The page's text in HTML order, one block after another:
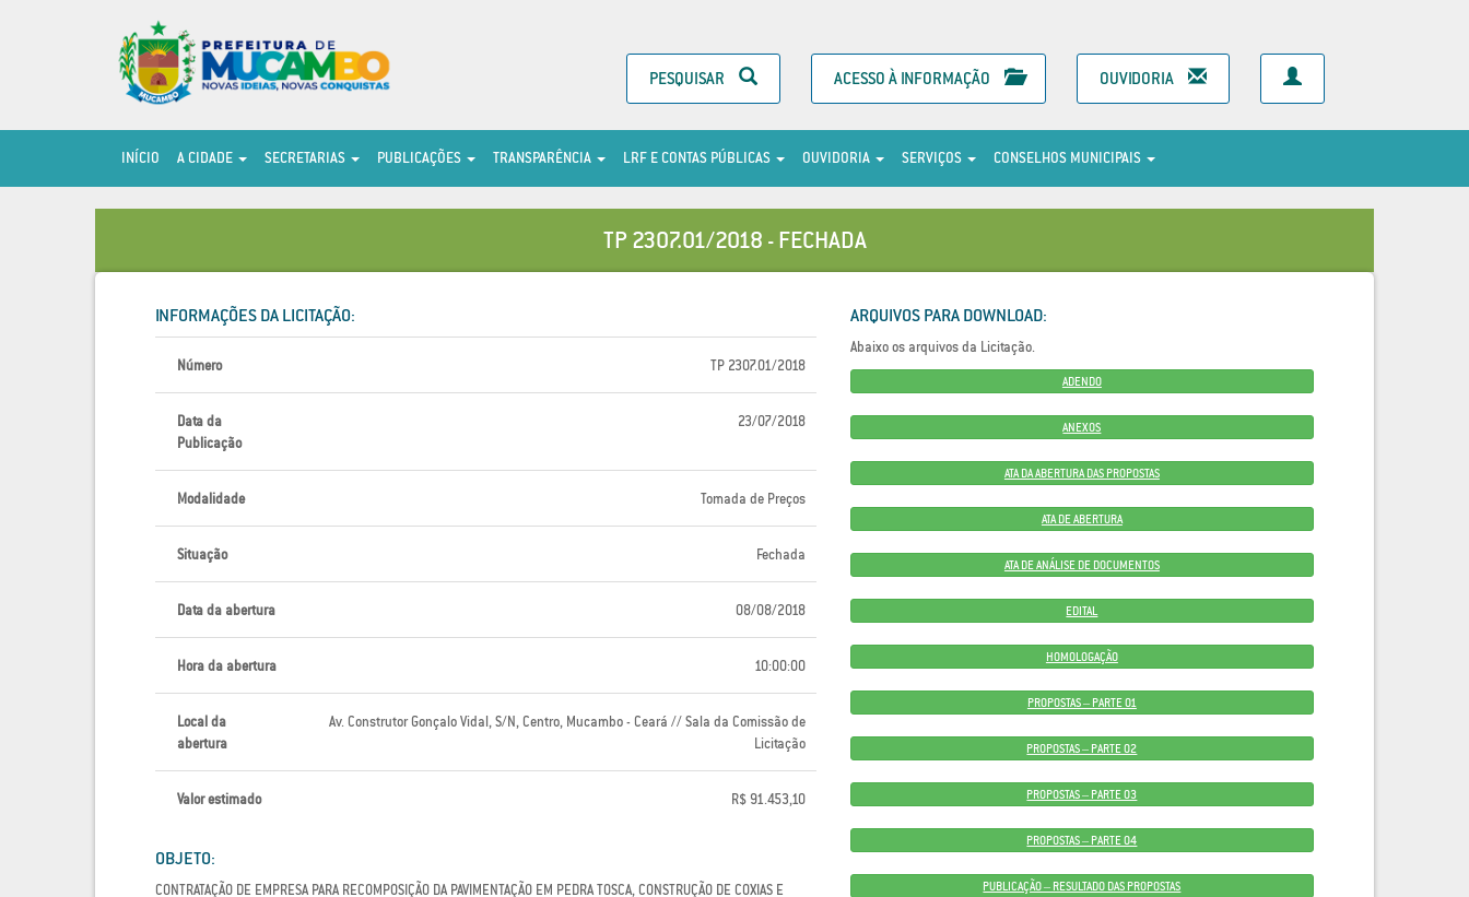
PESQUISAR ACESSO À INFORMAÇÃO OUVIDORIA
INÍCIO A CIDADE SECRETARIAS PUBLICAÇÕES TRANSPARÊNCIA LRF E CONTAS PÚBLICAS OUVIDORIA SERVIÇOS CONSELHOS MUNICIPAIS
TP 2307.01/2018 - FECHADA
INFORMAÇÕES DA LICITAÇÃO:
Número TP 2307.01/2018
Data da
Publicação
23/07/2018
Modalidade Tomada de Preços
Situação Fechada
Data da abertura 08/08/2018
Hora da abertura 10:00:00
Local da
abertura
Av. Construtor Gonçalo Vidal, S/N, Centro, Mucambo - Ceará // Sala da Comissão de
Licitação
Valor estimado R$ 91.453,10
OBJETO:
CONTRATAÇÃO DE EMPRESA PARA RECOMPOSIÇÃO DA PAVIMENTAÇÃO EM PEDRA TOSCA, CONSTRUÇÃO DE COXIAS E
ARQUIVOS PARA DOWNLOAD:
Abaixo os arquivos da Licitação.
ADENDO
ANEXOS
ATA DA ABERTURA DAS PROPOSTAS
ATA DE ABERTURA
ATA DE ANÁLISE DE DOCUMENTOS
EDITAL
HOMOLOGAÇÃO
PROPOSTAS – PARTE 01
PROPOSTAS – PARTE 02
PROPOSTAS – PARTE 03
PROPOSTAS – PARTE 04
PUBLICAÇÃO – RESULTADO DAS PROPOSTAS